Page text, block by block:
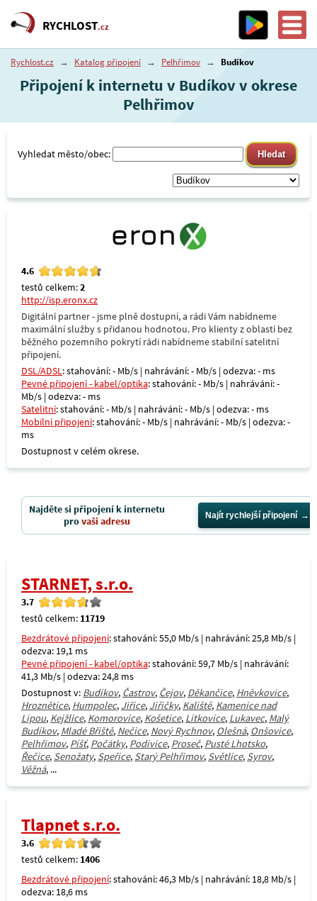
RYCHLOST.cz
Rychlost.cz → Katalog připojení → Pelhřimov → Budíkov
Připojení k internetu v Budíkov v okrese
Pelhřimov
Vyhledat město/obec:
4.6
testů celkem:2
http://isp.eronx.cz
Digitální partner - jsme plně dostupní, a rádi Vám nabídneme
maximální služby s přidanou hodnotou. Pro klienty z oblastí bez
běžného pozemního pokrytí rádi nabídneme stabilní satelitní
připojení.
DSL/ADSL: stahování: - Mb/s | nahrávání: - Mb/s | odezva: - ms
Pevné připojení - kabel/optika: stahování: - Mb/s | nahrávání: -
Mb/s | odezva: - ms
Satelitní: stahování: - Mb/s | nahrávání: - Mb/s | odezva: - ms
Mobilní připojení: stahování: - Mb/s | nahrávání: - Mb/s | odezva: -
ms
Dostupnost v celém okrese.
Najděte si připojení k internetu
provaši adresu Najít rychlejší připojení
STARNET, s.r.o.
3.7
testů celkem: 11719
Bezdrátové připojení: stahování: 55,0 Mb/s | nahrávání: 25,8 Mb/s |
odezva: 19,1 ms
Pevné připojení - kabel/optika: stahování: 59,7 Mb/s | nahrávání:
41,3 Mb/s | odezva: 24,8 ms
Dostupnost v: Budíkov, Častrov, Čejov, Děkančice, Hněvkovice,
Hroznětice, Humpolec, Jiřice, Jiřičky, Kaliště, Kamenice nad
Lipou, Kejžlice, Komorovice, Košetice, Lítkovice, Lukavec, Malý
Budíkov, Mladé Bříště, Nečice, Nový Rychnov, Olešná, Onšovice,
Pelhřimov, Píšť, Počátky, Podivice, Proseč, Pusté Lhotsko,
Řečice, Senožaty, Speřice, Starý Pelhřimov, Světlice, Syrov,
Věžná, ...
Tlapnet s.r.o.
3.6
testů celkem: 1406
Bezdrátové připojení: stahování: 46,3 Mb/s | nahrávání: 18,8 Mb/s |
odezva: 18,6 ms